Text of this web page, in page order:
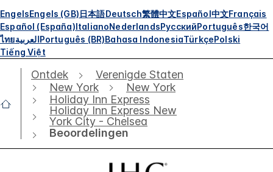
EngelsEngels (GB)日本語Deutsch繁體中文Español中文Français
Español (España)ItalianoNederlandsРусскийPortuguês한국어
ไทยالعربيةPortuguês (BR)Bahasa IndonesiaTürkçePolski
Tiếng Việt
Ontdek
Verenigde Staten
New York
New York
Holiday Inn Express
Holiday Inn Express New
York City - Chelsea
Beoordelingen